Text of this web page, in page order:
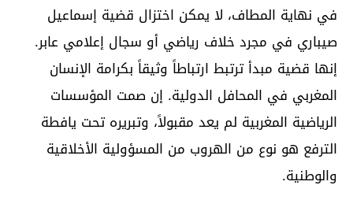
في نهاية المطاف، لا يمكن اختزال قضية إسماعيل
صيباري في مجرد خلاف رياضي أو سجال إعلامي عابر.
إنها قضية مبدأ ترتبط ارتباطاً وثيقاً بكرامة الإنسان
المغربي في المحافل الدولية. إن صمت المؤسسات
الرياضية المغربية لم يعد مقبولاً، وتبريره تحت يافطة
الترفع هو نوع من الهروب من المسؤولية الأخلاقية
والوطنية.